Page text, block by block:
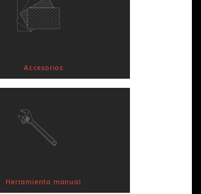
Accesorios
Herramienta manual